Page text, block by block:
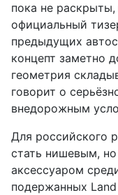
пока не
официальный
предыдущих
концепт заметно
геометрия
говорит о
внедорожным
Для российского
стать нишевым,
аксессуаром
подержанных